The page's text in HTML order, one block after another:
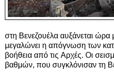
στη Βενεζουέλα αυξάνεται ώρα
μεγαλώνει η απόγνωση των
βοήθεια από τις Aρχές. Οι
βαθμών, που συγκλόνισαν τη